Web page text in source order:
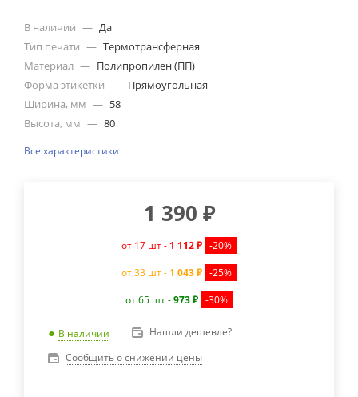
В наличии — Да
Тип печати — Термотрансферная
Материал — Полипропилен (ПП)
Форма этикетки — Прямоугольная
Ширина, мм — 58
Высота, мм — 80
Все характеристики
1 390 ₽
от 17 шт - 1 112 ₽ -20%
от 33 шт - 1 043 ₽ -25%
от 65 шт -973 ₽ -30%
В наличии
Нашли дешевле?
Сообщить о снижении цены